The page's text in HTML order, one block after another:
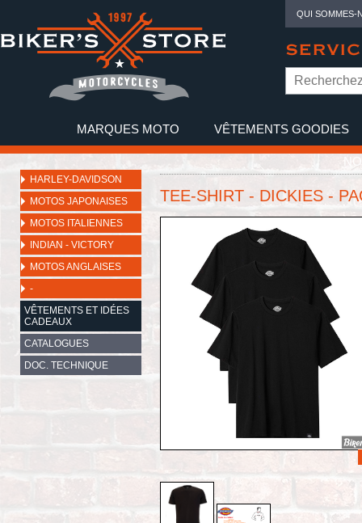
QUI SOMMES-
MARQUES MOTO VÊTEMENTS GOODIES
HARLEY-DAVIDSON
MOTOS JAPONAISES
MOTOS ITALIENNES
INDIAN - VICTORY
MOTOS ANGLAISES
-
VÊTEMENTS ET IDÉES
CADEAUX
CATALOGUES
DOC. TECHNIQUE
TEE-SHIRT - DICKIES -